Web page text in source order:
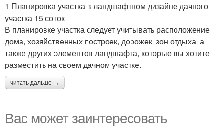
1 Планировка участка в ландшафтном дизайне дачного
участка 15 соток
В планировке участка следует учитывать расположение
дома, хозяйственных построек, дорожек, зон отдыха, а
также других элементов ландшафта, которые вы хотите
разместить на своем дачном участке.
читать дальше →
Вас может заинтересовать